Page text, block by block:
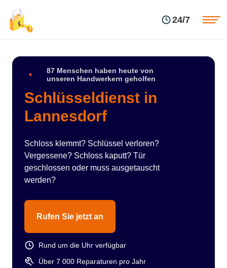
24/7
87 Menschen haben heute von
unseren Handwerkern geholfen
Schlüsseldienst in
Lannesdorf
Schloss klemmt? Schlüssel verloren?
Vergessene? Schloss kaputt? Tür
geschlossen oder muss ausgetauscht
werden?
Rufen Sie jetzt an
Rund um die Uhr verfügbar
Über 7 000 Reparaturen pro Jahr